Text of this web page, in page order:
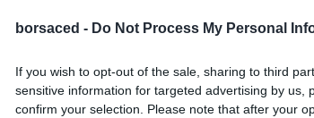
borsaced - Do Not Process My Personal
If you wish to opt-out of the sale, sharing to third
sensitive information for targeted advertising by us,
confirm your selection. Please note that after your
in prossimità del floor non infrangendolo e
la rottura dei 77,46 euro, massimo odierno,
profittevoli strategie rialziste con primo e
e 82,36 euro. Alternativamente se i prezzi
la forza per la perforazione, il quadro
ad una flessione anche marcata.FIDA Finanza Dati